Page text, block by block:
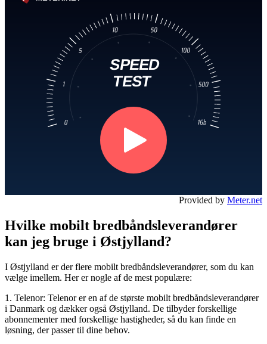
Provided by Meter.net
Hvilke mobilt bredbåndsleverandører
kan jeg bruge i Østjylland?
I Østjylland er der flere mobilt bredbåndsleverandører, som du kan
vælge imellem. Her er nogle af de mest populære:
1. Telenor: Telenor er en af de største mobilt bredbåndsleverandører
i Danmark og dækker også Østjylland. De tilbyder forskellige
abonnementer med forskellige hastigheder, så du kan finde en
løsning, der passer til dine behov.